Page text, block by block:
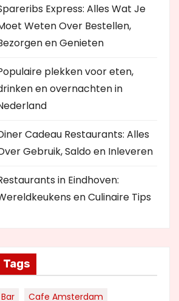
Express: Alles Wat Je
Weten Over Bestellen,
en Genieten
plekken voor eten,
en overnachten in
Cadeau Restaurants: Alles
Gebruik, Saldo en Inleveren
in Eindhoven:
en Culinaire Tips
Tags
Bar
Cafe Amsterdam